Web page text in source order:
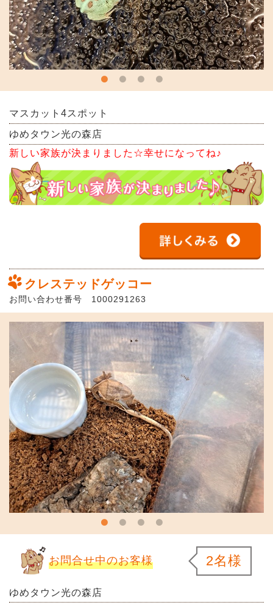
マスカット4スポット
ゆめタウン光の森店
新しい家族が決まりました☆幸せになってね♪
クレステッドゲッコー
お問い合わせ番号 1000291263
お問合せ中のお客様 2名様
ゆめタウン光の森店